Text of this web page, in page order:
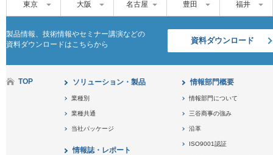
東京 大阪 名古屋 豊田 福井
製品情報、技術情報やセミナー講演などの
資料ダウンロードはこちらから
資料ダウンロード
TOP ソリューション・製品
業種別
業種共通
当社パッケージ
情報誌・レポート
情報部門概要
情報部門について
三谷商事の強み
沿革
ISO9001認証